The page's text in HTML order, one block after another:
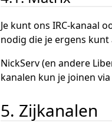
Je kunt ons IRC-kanaal
nodig die je ergens
NickServ (en andere
kanalen kun je joinen
5. Zijkanalen